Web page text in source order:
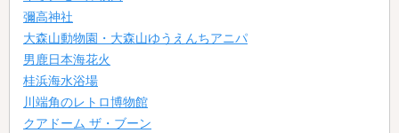
彌高神社
大森山動物園・大森山ゆうえんちアニパ
男鹿日本海花火
桂浜海水浴場
川端角のレトロ博物館
クアドーム ザ・ブーン